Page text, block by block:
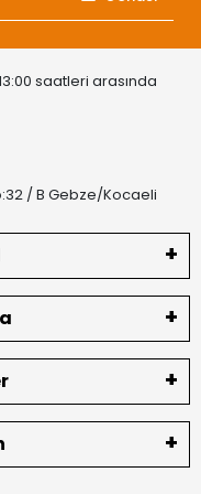
saatleri arasında
/ B Gebze/Kocaeli